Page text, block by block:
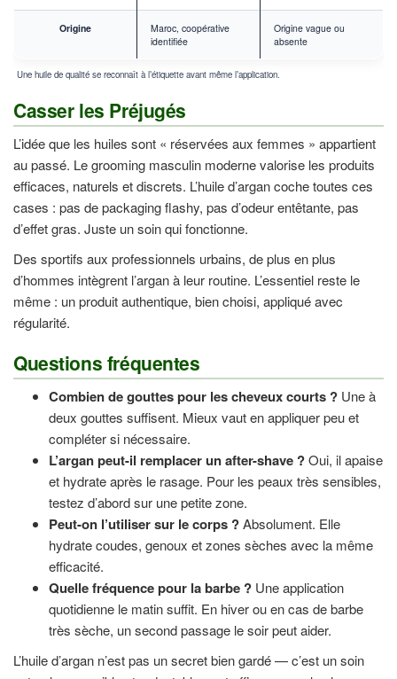
Origine
Maroc, coopérative
identifiée
Origine vague ou
absente
Une huile de qualité se reconnaît à l’étiquette avant même l’application.
Casser les Préjugés
L’idée que les huiles sont « réservées aux femmes » appartient
au passé. Le grooming masculin moderne valorise les produits
efficaces, naturels et discrets. L’huile d’argan coche toutes ces
cases : pas de packaging flashy, pas d’odeur entêtante, pas
d’effet gras. Juste un soin qui fonctionne.
Des sportifs aux professionnels urbains, de plus en plus
d’hommes intègrent l’argan à leur routine. L’essentiel reste le
même : un produit authentique, bien choisi, appliqué avec
régularité.
Questions fréquentes
Combien de gouttes pour les cheveux courts ? Une à
deux gouttes suffisent. Mieux vaut en appliquer peu et
compléter si nécessaire.
L’argan peut-il remplacer un after-shave ?Oui, il apaise
et hydrate après le rasage. Pour les peaux très sensibles,
testez d’abord sur une petite zone.
Peut-on l’utiliser sur le corps ?Absolument. Elle
hydrate coudes, genoux et zones sèches avec la même
efficacité.
Quelle fréquence pour la barbe ? Une application
quotidienne le matin suffit. En hiver ou en cas de barbe
très sèche, un second passage le soir peut aider.
L’huile d’argan n’est pas un secret bien gardé — c’est un soin